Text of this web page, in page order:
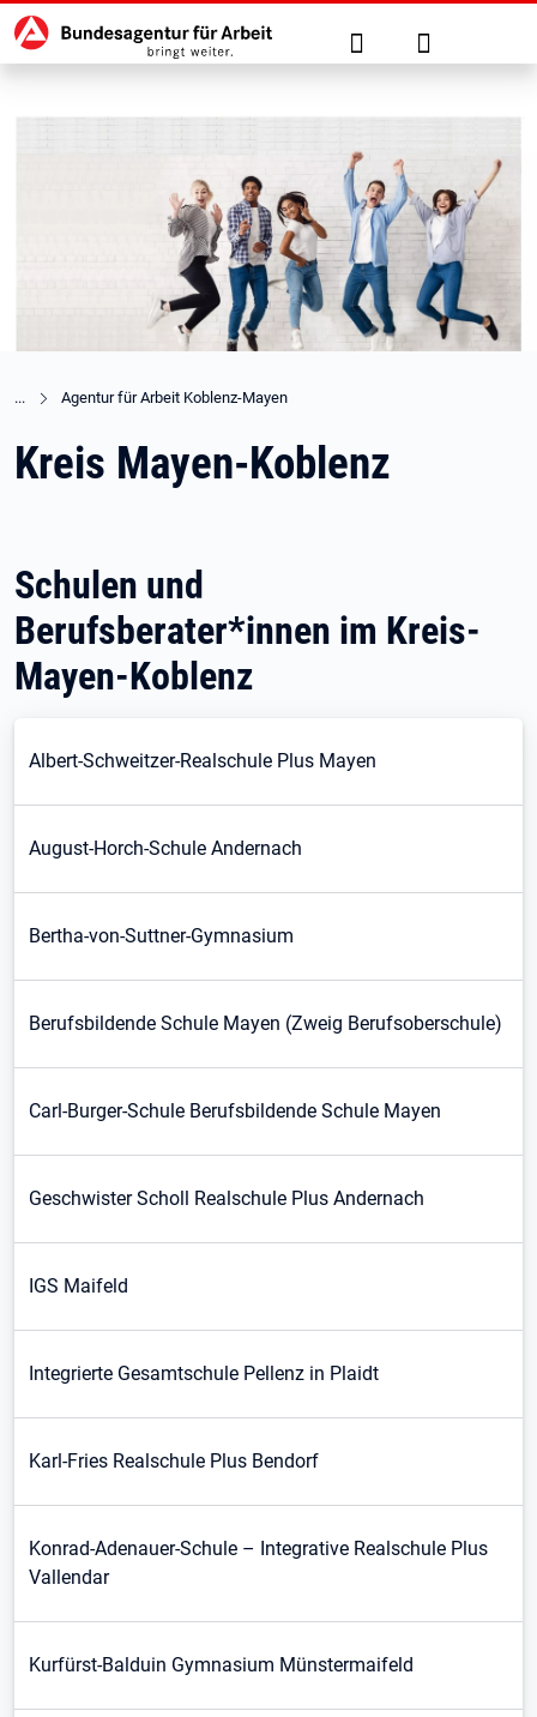
zu den Hauptinhalten springen
Hauptnavigation Suche Anmelden
Agentur für Arbeit Koblenz-Mayen
Kreis Mayen-Koblenz
Schulen und
Berufsberater*innen im Kreis-
Mayen-Koblenz
Albert-Schweitzer-Realschule Plus Mayen
August-Horch-Schule Andernach
Bertha-von-Suttner-Gymnasium
Berufsbildende Schule Mayen (Zweig Berufsoberschule)
Carl-Burger-Schule Berufsbildende Schule Mayen
Geschwister Scholl Realschule Plus Andernach
IGS Maifeld
Integrierte Gesamtschule Pellenz in Plaidt
Karl-Fries Realschule Plus Bendorf
Konrad-Adenauer-Schule – Integrative Realschule Plus
Vallendar
Kurfürst-Balduin Gymnasium Münstermaifeld